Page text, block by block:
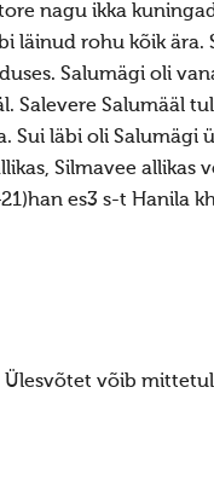
nagu ikka
rohu kõik ära.
Salumägi oli
Salevere Salumääl
läbi oli Salumägi
Silmavee allikas
es3 s-t Hanila
Ülesvõtet võib